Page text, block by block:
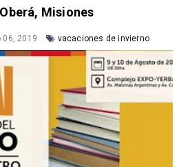
Misiones
2019 vacaciones de invierno